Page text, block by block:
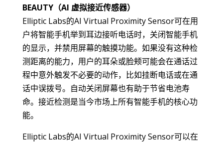
BEAUTY（AI 虚拟接近传感器）
Elliptic Labs的AI Virtual Proximity Sensor可在用
户将智能手机举到耳边接听电话时，关闭智能手机
的显示，并禁用屏幕的触摸功能。如果没有这种检
测距离的能力，用户的耳朵或脸颊可能会在通话过
程中意外触发不必要的动作，比如挂断电话或在通
话中误拨号。自动关闭屏幕也有助于节省电池寿
命。接近检测是当今市场上所有智能手机的核心功
能。
Elliptic Labs的AI Virtual Proximity Sensor可以在